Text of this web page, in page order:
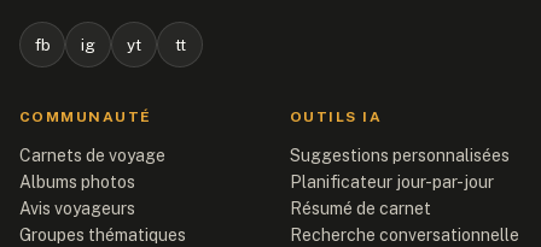
fb ig yt tt
COMMUNAUTÉ
Carnets de voyage
Albums photos
Avis voyageurs
Groupes thématiques
OUTILS IA
Suggestions personnalisées
Planificateur jour-par-jour
Résumé de carnet
Recherche conversationnelle